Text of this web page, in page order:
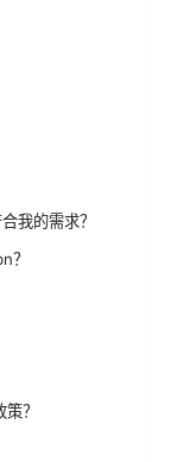
我的需求？
？
？